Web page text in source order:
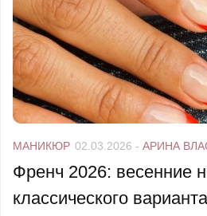
МАНИКЮР 02.03.2026 - АРИНА
Френч 2026: весенние
классического варианта